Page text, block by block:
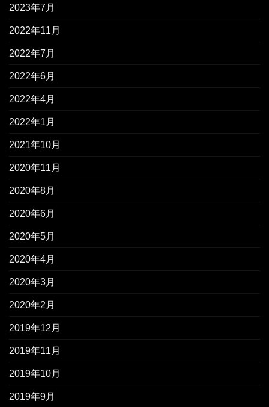
2023年7月
2022年11月
2022年7月
2022年6月
2022年4月
2022年1月
2021年10月
2020年11月
2020年8月
2020年6月
2020年5月
2020年4月
2020年3月
2020年2月
2019年12月
2019年11月
2019年10月
2019年9月